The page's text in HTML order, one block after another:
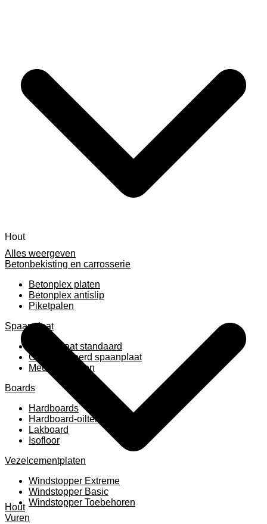
Alles weergeven
Betonbekisting en carrosserie
Betonplex platen
Betonplex antislip
Piketpalen
Spaanplaat
Spaanplaat standaard
Geplastificeerd spaanplaat
Meubelpanelen
Boards
Hardboards
Hardboard-oiltemperated
Lakboard
Isofloor
Vezelcementplaten
Windstopper Extreme
Windstopper Basic
Windstopper Toebehoren
Hout
Hout
Vuren